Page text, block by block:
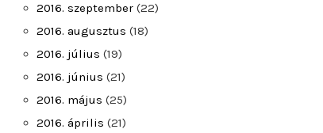
2016. szeptember (22)
2016. augusztus (18)
2016. július (19)
2016. június (21)
2016. május (25)
2016. április (21)